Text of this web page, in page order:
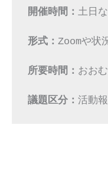
開催時間：土日
形式：Zoomや状
所要時間： おお
議題区分：活動